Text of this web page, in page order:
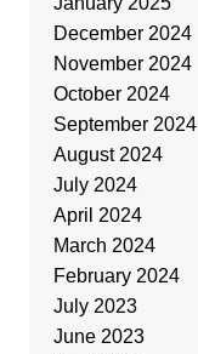
December 2024
November 2024
October 2024
September 2024
August 2024
July 2024
April 2024
March 2024
February 2024
July 2023
June 2023